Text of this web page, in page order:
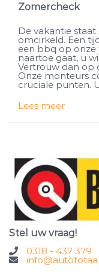
Zomercheck
De vakantie
omcirkeld. Een
een bbq op onze
naartoe gaat, u
Vertrouw dan op
Onze monteurs
cruciale punten.
Lees meer
Stel uw vraag!
0318 - 437 379